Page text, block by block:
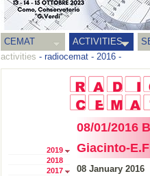
CEMAT ACTIVITIES
activities - radiocemat - 2016 -
2019
2018
2017
08/01/2016
Giacinto-
08 January 2016